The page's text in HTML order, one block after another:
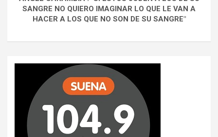
SANGRE NO QUIERO IMAGINAR LO QUE LE VAN A
HACER A LOS QUE NO SON DE SU SANGRE"